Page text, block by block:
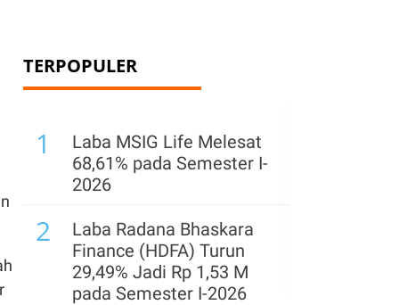
TERPOPULER
1
Laba MSIG Life Melesat
68,61% pada Semester I-
2026
2
Laba Radana Bhaskara
Finance (HDFA) Turun
29,49% Jadi Rp 1,53 M
pada Semester I-2026